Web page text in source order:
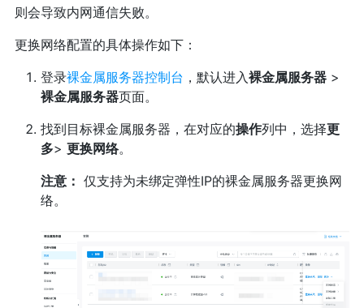
则会导致内网通信失败。
更换网络配置的具体操作如下：
登录裸金属服务器控制台 ，默认进入裸金属服务器>
裸金属服务器页面。
找到目标裸金属服务器，在对应的操作列中，选择更
多> 更换网络。
注意： 仅支持为未绑定弹性IP的裸金属服务器更换网
络。